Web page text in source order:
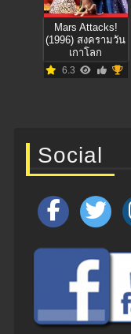
Mars Attacks!
(1996) สงครามวัน
เกาโลก
6.3
Social